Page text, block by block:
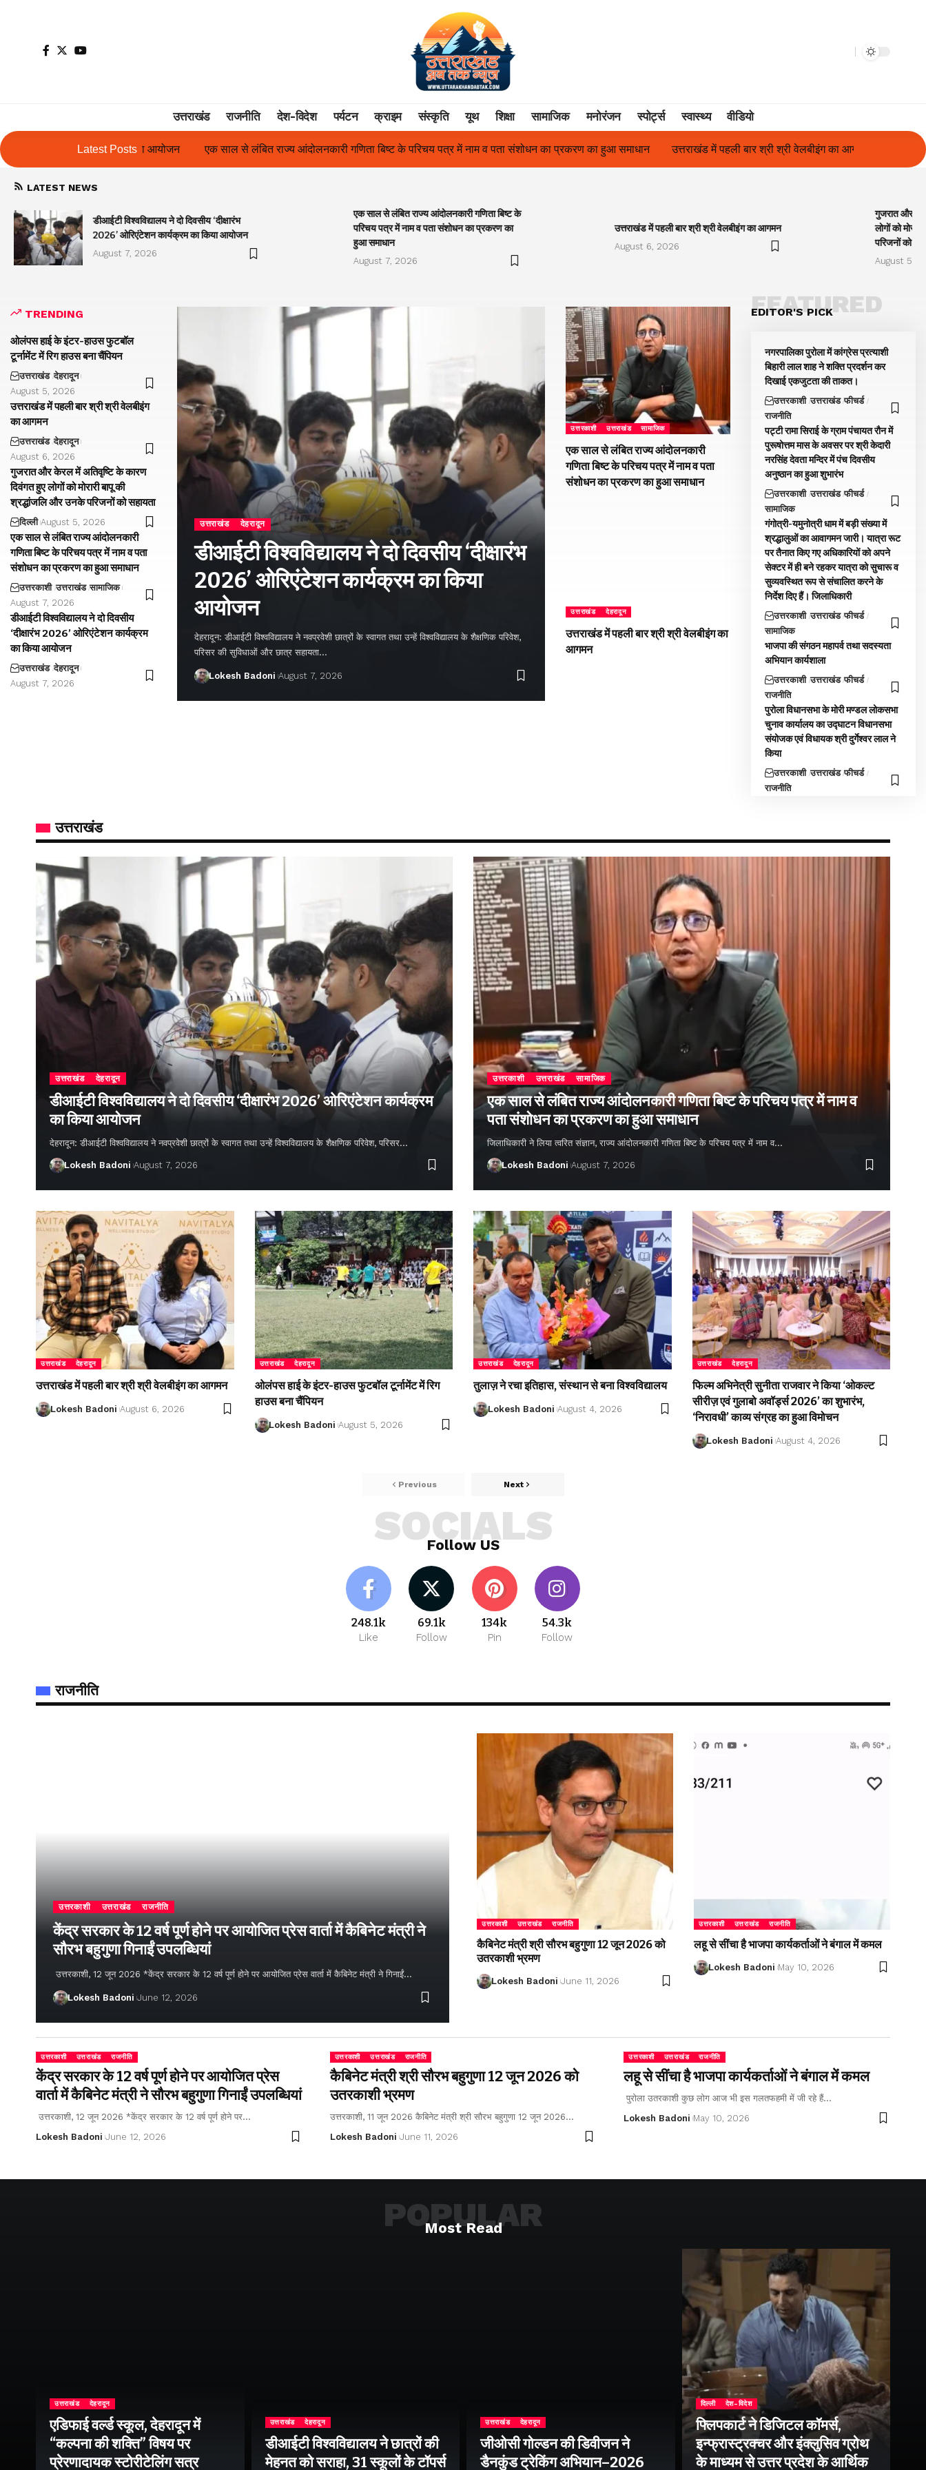
उत्तराखंड राजनीति देश-विदेश पर्यटन क्राइम संस्कृति यूथ शिक्षा सामाजिक मनोरंजन स्पोर्ट्स स्वास्थ्य वीडियो
Latest Posts
आयोजन एक साल से लंबित राज्य आंदोलनकारी गणिता बिष्ट के परिचय पत्र में नाम व पता संशोधन का प्रकरण का हुआ समाधान उत्तराखंड में पहली बार श्री श्री वेलबीइंग का आगमन गुजरात और केरल में अतिवृष्टि के कारण
LATEST NEWS
डीआईटी विश्वविद्यालय ने दो दिवसीय ‘दीक्षारंभ
2026’ ओरिएंटेशन कार्यक्रम का किया आयोजन
August 7, 2026
एक साल से लंबित राज्य आंदोलनकारी गणिता बिष्ट के
परिचय पत्र में नाम व पता संशोधन का प्रकरण का
हुआ समाधान
August 7, 2026
उत्तराखंड में पहली बार श्री श्री वेलबीइंग का आगमन
August 6, 2026
गुजरात और
लोगों को
परिजनों को
August 5,
TRENDING
ओलंपस हाई के इंटर-हाउस फुटबॉल
टूर्नामेंट में रिग हाउस बना चैंपियन
उत्तराखंड देहरादून
August 5, 2026
उत्तराखंड में पहली बार श्री श्री वेलबीइंग
का आगमन
उत्तराखंड देहरादून
August 6, 2026
गुजरात और केरल में अतिवृष्टि के कारण
दिवंगत हुए लोगों को मोरारी बापू की
श्रद्धांजलि और उनके परिजनों को सहायता
दिल्ली August 5, 2026
एक साल से लंबित राज्य आंदोलनकारी
गणिता बिष्ट के परिचय पत्र में नाम व पता
संशोधन का प्रकरण का हुआ समाधान
उत्तरकाशी उत्तराखंड सामाजिक
August 7, 2026
डीआईटी विश्वविद्यालय ने दो दिवसीय
‘दीक्षारंभ 2026’ ओरिएंटेशन कार्यक्रम
का किया आयोजन
उत्तराखंड देहरादून
August 7, 2026
उत्तराखंड देहरादून
डीआईटी विश्वविद्यालय ने दो दिवसीय ‘दीक्षारंभ
2026’ ओरिएंटेशन कार्यक्रम का किया
आयोजन
देहरादून: डीआईटी विश्वविद्यालय ने नवप्रवेशी छात्रों के स्वागत तथा उन्हें विश्वविद्यालय के शैक्षणिक परिवेश,
परिसर की सुविधाओं और छात्र सहायता…
Lokesh Badoni August 7, 2026
उत्तरकाशी उत्तराखंड सामाजिक
एक साल से लंबित राज्य आंदोलनकारी
गणिता बिष्ट के परिचय पत्र में नाम व पता
संशोधन का प्रकरण का हुआ समाधान
उत्तराखंड देहरादून
उत्तराखंड में पहली बार श्री श्री वेलबीइंग का
आगमन
EDITOR'S PICK
FEATURED
नगरपालिका पुरोला में कांग्रेस प्रत्याशी
बिहारी लाल शाह ने शक्ति प्रदर्शन कर
दिखाई एकजुटता की ताकत।
उत्तरकाशी उत्तराखंड फीचर्ड
राजनीति
पट्टी रामा सिराई के ग्राम पंचायत रौन में
पुरूषोत्तम मास के अवसर पर श्री केदारी
नरसिंह देवता मन्दिर में पंच दिवसीय
अनुष्ठान का हुआ शुभारंभ
उत्तरकाशी उत्तराखंड फीचर्ड
सामाजिक
गंगोत्री-यमुनोत्री धाम में बड़ी संख्या में
श्रद्धालुओं का आवागमन जारी। यात्रा रूट
पर तैनात किए गए अधिकारियों को अपने
सेक्टर में ही बने रहकर यात्रा को सुचारू व
सुव्यवस्थित रूप से संचालित करने के
निर्देश दिए हैं। जिलाधिकारी
उत्तरकाशी उत्तराखंड फीचर्ड
सामाजिक
भाजपा की संगठन महापर्व तथा सदस्यता
अभियान कार्यशाला
उत्तरकाशी उत्तराखंड फीचर्ड
राजनीति
पुरोला विधानसभा के मोरी मण्डल लोकसभा
चुनाव कार्यालय का उद्घाटन विधानसभा
संयोजक एवं विधायक श्री दुर्गेश्वर लाल ने
किया
उत्तरकाशी उत्तराखंड फीचर्ड
राजनीति
उत्तराखंड
उत्तराखंड देहरादून
डीआईटी विश्वविद्यालय ने दो दिवसीय ‘दीक्षारंभ 2026’ ओरिएंटेशन कार्यक्रम
का किया आयोजन
देहरादून: डीआईटी विश्वविद्यालय ने नवप्रवेशी छात्रों के स्वागत तथा उन्हें विश्वविद्यालय के शैक्षणिक परिवेश, परिसर…
Lokesh Badoni August 7, 2026
उत्तरकाशी उत्तराखंड सामाजिक
एक साल से लंबित राज्य आंदोलनकारी गणिता बिष्ट के परिचय पत्र में नाम व
पता संशोधन का प्रकरण का हुआ समाधान
जिलाधिकारी ने लिया त्वरित संज्ञान, राज्य आंदोलनकारी गणिता बिष्ट के परिचय पत्र में नाम व…
Lokesh Badoni August 7, 2026
उत्तराखंड देहरादून
उत्तराखंड में पहली बार श्री श्री वेलबीइंग का आगमन
Lokesh Badoni August 6, 2026
उत्तराखंड देहरादून
ओलंपस हाई के इंटर-हाउस फुटबॉल टूर्नामेंट में रिग
हाउस बना चैंपियन
Lokesh Badoni August 5, 2026
उत्तराखंड देहरादून
तुलाज़ ने रचा इतिहास, संस्थान से बना विश्वविद्यालय
Lokesh Badoni August 4, 2026
उत्तराखंड देहरादून
फिल्म अभिनेत्री सुनीता राजवार ने किया ‘ओकल्ट
सीरीज़ एवं गुलाबो अवॉर्ड्स 2026’ का शुभारंभ,
‘निरावधी’ काव्य संग्रह का हुआ विमोचन
Lokesh Badoni August 4, 2026
Previous Next
Follow US
SOCIALS
248.1k
Like
69.1k
Follow
134k
Pin
54.3k
Follow
राजनीति
उत्तरकाशी उत्तराखंड राजनीति
केंद्र सरकार के 12 वर्ष पूर्ण होने पर आयोजित प्रेस वार्ता में कैबिनेट मंत्री ने
सौरभ बहुगुणा गिनाईं उपलब्धियां
उत्तरकाशी, 12 जून 2026 *केंद्र सरकार के 12 वर्ष पूर्ण होने पर आयोजित प्रेस वार्ता में कैबिनेट मंत्री ने गिनाईं…
Lokesh Badoni June 12, 2026
उत्तरकाशी उत्तराखंड राजनीति
कैबिनेट मंत्री श्री सौरभ बहुगुणा 12 जून 2026 को
उतरकाशी भ्रमण
Lokesh Badoni June 11, 2026
उत्तरकाशी उत्तराखंड राजनीति
लहू से सींचा है भाजपा कार्यकर्ताओं ने बंगाल में कमल
Lokesh Badoni May 10, 2026
उत्तरकाशी उत्तराखंड राजनीति
केंद्र सरकार के 12 वर्ष पूर्ण होने पर आयोजित प्रेस
वार्ता में कैबिनेट मंत्री ने सौरभ बहुगुणा गिनाईं उपलब्धियां
उत्तरकाशी, 12 जून 2026 *केंद्र सरकार के 12 वर्ष पूर्ण होने पर…
Lokesh Badoni June 12, 2026
उत्तरकाशी उत्तराखंड राजनीति
कैबिनेट मंत्री श्री सौरभ बहुगुणा 12 जून 2026 को
उतरकाशी भ्रमण
उत्तरकाशी, 11 जून 2026 कैबिनेट मंत्री श्री सौरभ बहुगुणा 12 जून 2026…
Lokesh Badoni June 11, 2026
उत्तरकाशी उत्तराखंड राजनीति
लहू से सींचा है भाजपा कार्यकर्ताओं ने बंगाल में कमल
पुरोला उतरकाशी कुछ लोग आज भी इस गलतफहमी में जी रहे हैं…
Lokesh Badoni May 10, 2026
Most Read
POPULAR
उत्तराखंड देहरादून
एडिफाई वर्ल्ड स्कूल, देहरादून में
“कल्पना की शक्ति” विषय पर
प्रेरणादायक स्टोरीटेलिंग सत्र
उत्तराखंड देहरादून
डीआईटी विश्वविद्यालय ने छात्रों की
मेहनत को सराहा, 31 स्कूलों के टॉपर्स
उत्तराखंड देहरादून
जीओसी गोल्डन की डिवीजन ने
डैनकुंड ट्रेकिंग अभियान–2026
दिल्ली देश-विदेश
फ्लिपकार्ट ने डिजिटल कॉमर्स,
इन्फ्रास्ट्रक्चर और इंक्लुसिव ग्रोथ
के माध्यम से उत्तर प्रदेश के आर्थिक